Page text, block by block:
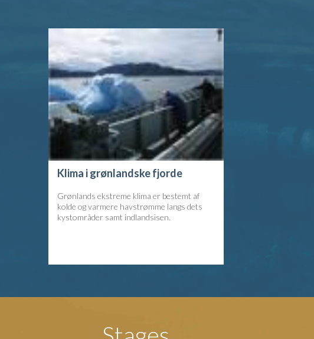
Klima i grønlandske fjorde
Grønlands ekstreme klima er bestemt af
kolde og varmere havstrømme langs dets
kystområder samt indlandsisen.